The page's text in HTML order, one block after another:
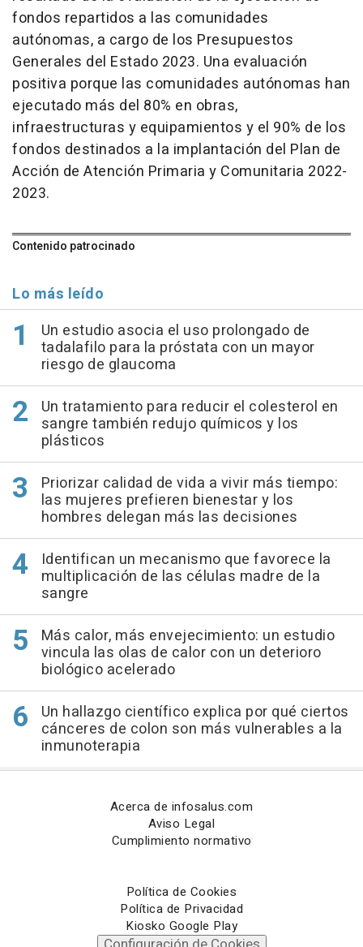
fondos repartidos a las comunidades
autónomas, a cargo de los Presupuestos
Generales del Estado 2023. Una evaluación
positiva porque las comunidades autónomas han
ejecutado más del 80% en obras,
infraestructuras y equipamientos y el 90% de los
fondos destinados a la implantación del Plan de
Acción de Atención Primaria y Comunitaria 2022-
2023.
Contenido patrocinado
Lo más leído
Un estudio asocia el uso prolongado de
tadalafilo para la próstata con un mayor
riesgo de glaucoma
Un tratamiento para reducir el colesterol en
sangre también redujo químicos y los
plásticos
Priorizar calidad de vida a vivir más tiempo:
las mujeres prefieren bienestar y los
hombres delegan más las decisiones
Identifican un mecanismo que favorece la
multiplicación de las células madre de la
sangre
Más calor, más envejecimiento: un estudio
vincula las olas de calor con un deterioro
biológico acelerado
Un hallazgo científico explica por qué ciertos
cánceres de colon son más vulnerables a la
inmunoterapia
Acerca de infosalus.com
Aviso Legal
Cumplimiento normativo
Política de Cookies
Política de Privacidad
Kiosko Google Play